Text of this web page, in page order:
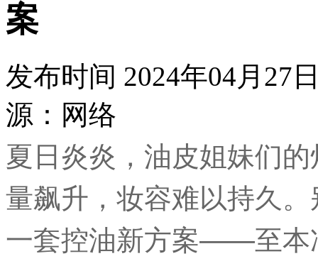
案
发布时间 2024年04月
源：网络
夏日炎炎，油皮姐妹们
量飙升，妆容难以持久
一套控油新方案——至本